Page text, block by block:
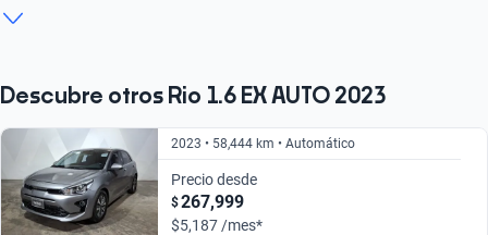
$165,999 $275,999 $190,999
Manual Automático
$275,999
Descubre otros Rio 1.6 EX AUTO 2023
2023 • 58,444 km • Automático
Precio desde
$267,999
$5,187 /mes*